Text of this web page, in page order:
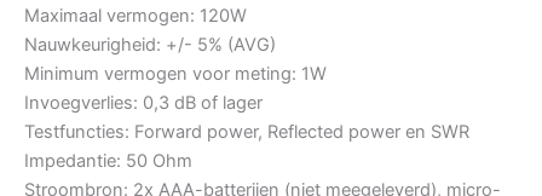
Maximaal vermogen: 120W
Nauwkeurigheid: +/- 5% (AVG)
Minimum vermogen voor meting: 1W
Invoegverlies: 0,3 dB of lager
Testfuncties: Forward power, Reflected power en SWR
Impedantie: 50 Ohm
Stroombron: 2x AAA-batterijen (niet meegeleverd), micro-